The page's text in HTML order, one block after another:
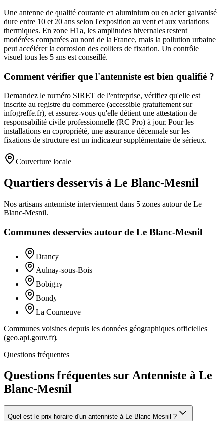
Une antenne de qualité courante en aluminium ou en acier galvanisé
dure entre 10 et 20 ans selon l'exposition au vent et aux variations
thermiques. En zone H1a, les amplitudes hivernales restent
modérées comparées au nord de la France, mais la pollution urbaine
peut accélérer la corrosion des colliers de fixation. Un contrôle
visuel tous les 5 ans est conseillé.
Comment vérifier que l'antenniste est bien qualifié ?
Demandez le numéro SIRET de l'entreprise, vérifiez qu'elle est
inscrite au registre du commerce (accessible gratuitement sur
infogreffe.fr), et assurez-vous qu'elle détient une attestation de
responsabilité civile professionnelle (RC Pro) à jour. Pour les
installations en copropriété, une assurance décennale sur les
fixations de structure est un indicateur supplémentaire de sérieux.
Couverture locale
Quartiers desservis à Le Blanc-Mesnil
Nos artisans antenniste interviennent dans 5 zones autour de Le
Blanc-Mesnil.
Communes desservies autour de Le Blanc-Mesnil
Drancy
Aulnay-sous-Bois
Bobigny
Bondy
La Courneuve
Communes voisines depuis les données géographiques officielles
(geo.api.gouv.fr).
Questions fréquentes
Questions fréquentes sur Antenniste à Le
Blanc-Mesnil
Quel est le prix horaire d'un antenniste à Le Blanc-Mesnil ?